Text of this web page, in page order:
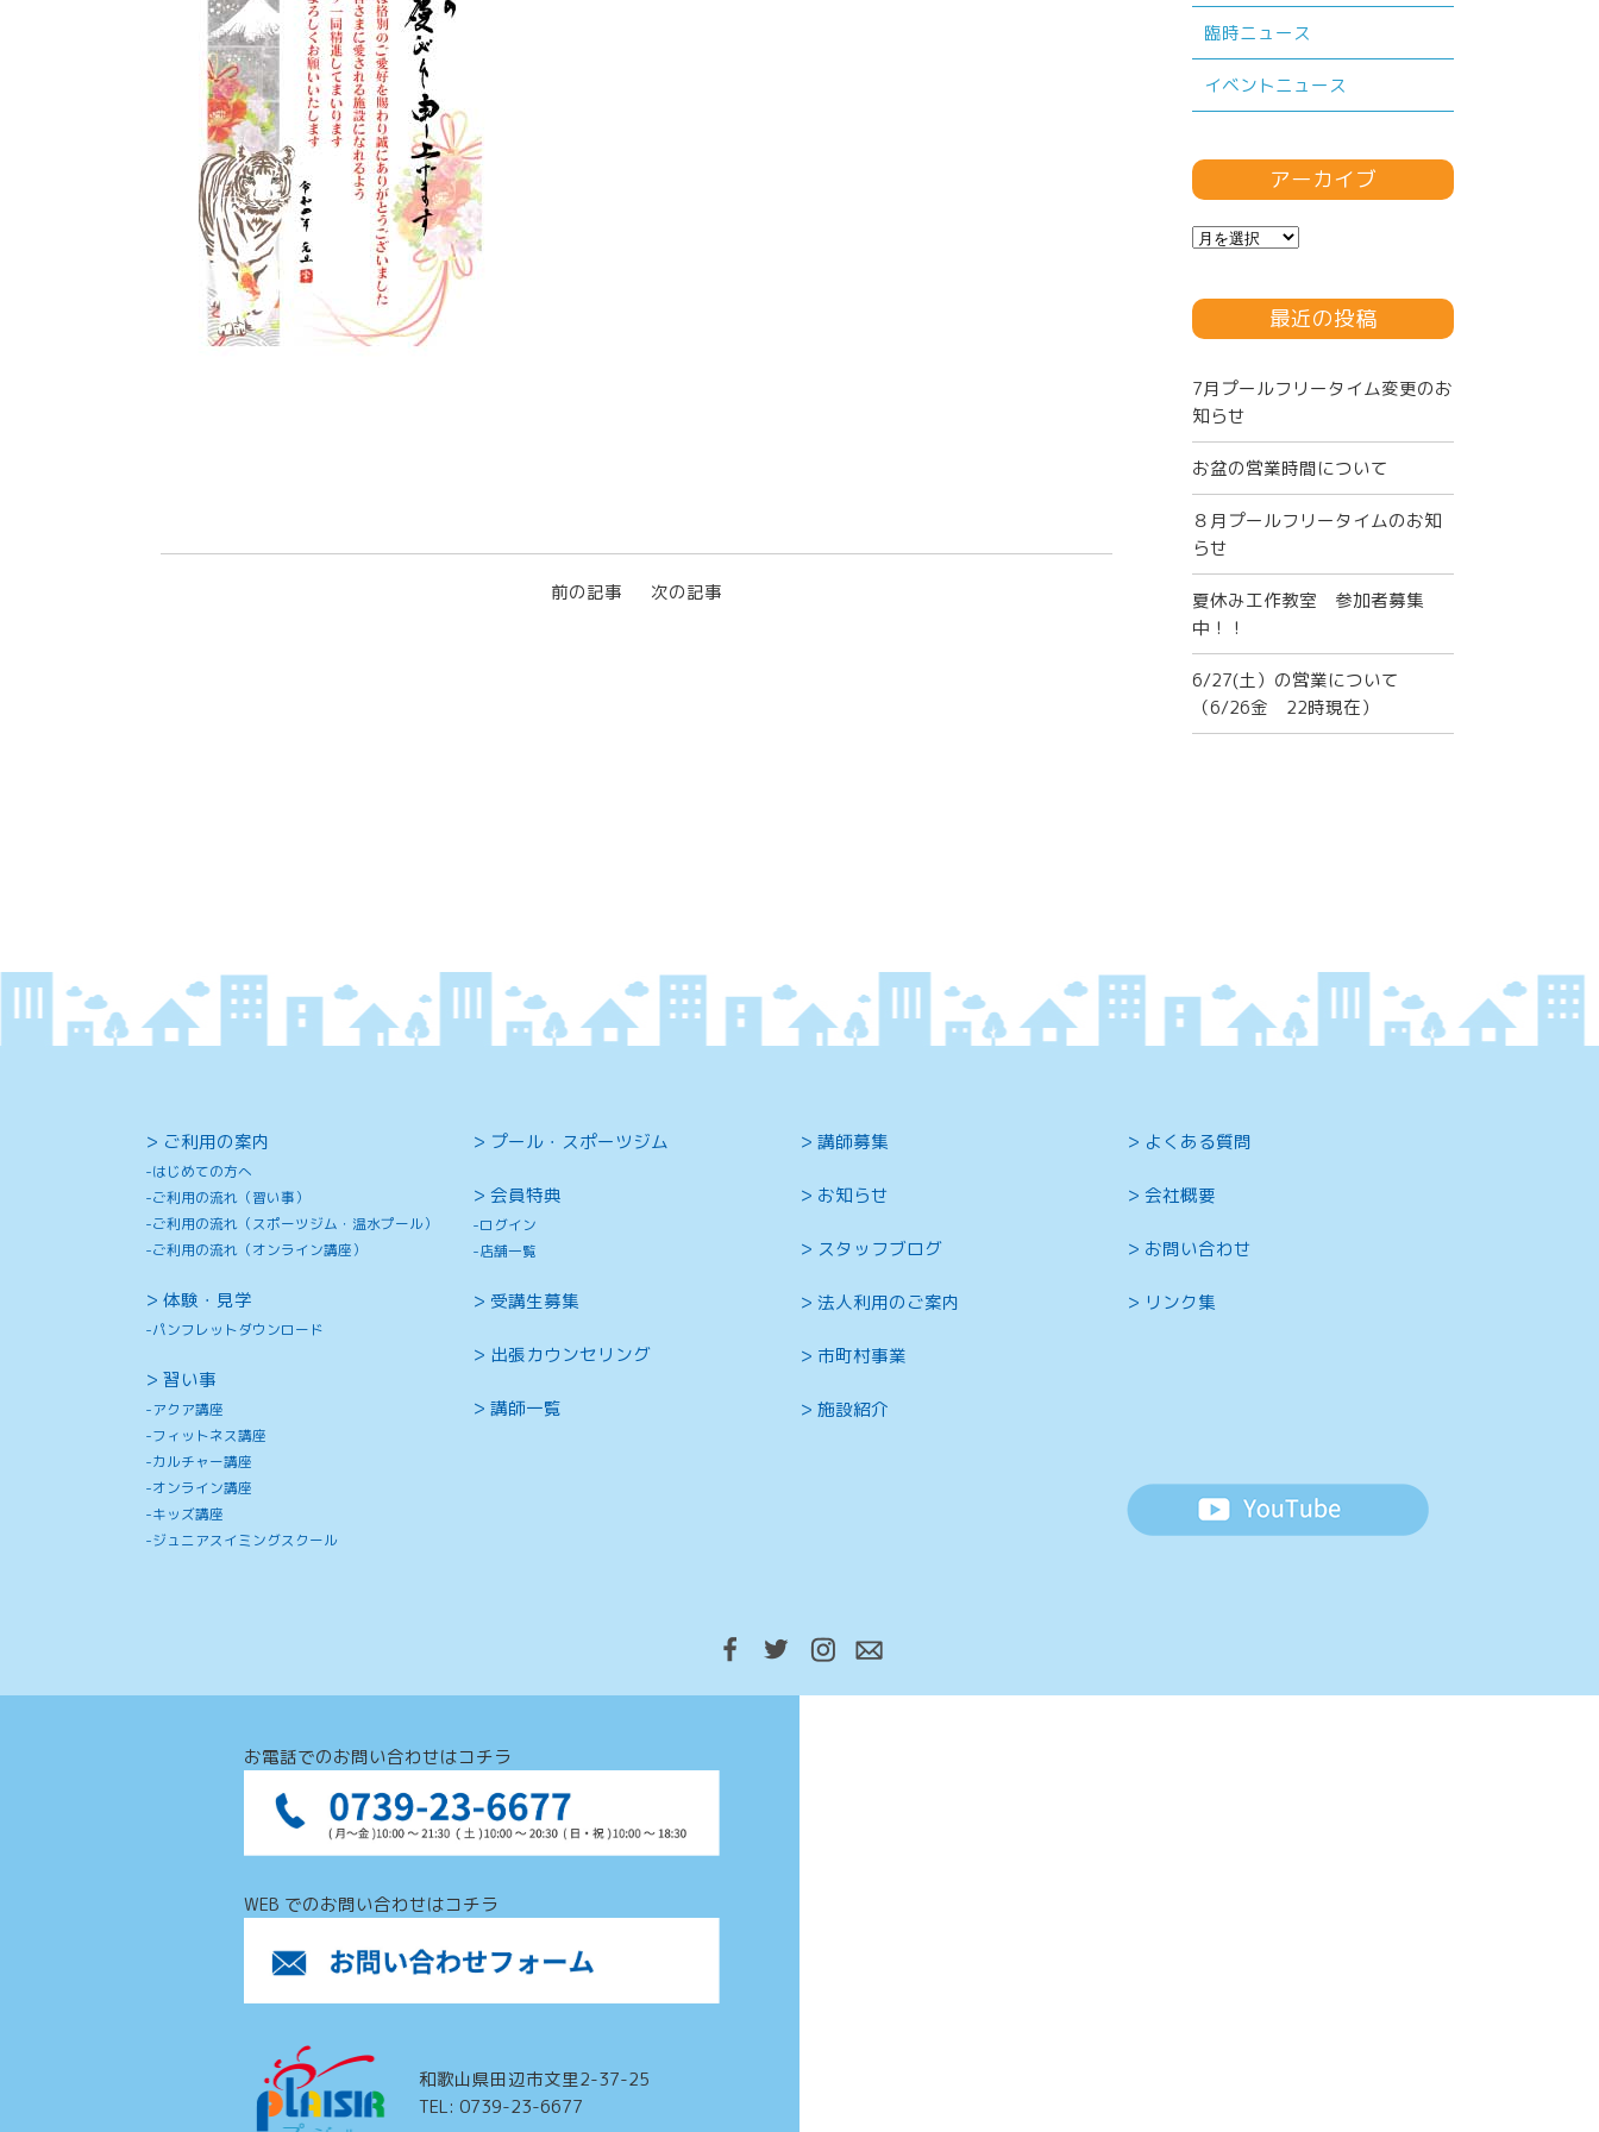
臨時ニュース
イベントニュース
アーカイブ
ア
イ
ブ
最近の投稿
7月プールフリータイム変更のお
知らせ
お盆の営業時間について
８月プールフリータイムのお知
らせ
夏休み工作教室 参加者募集
中！！
6/27(土）の営業について
（6/26金 22時現在）
前の記事 次の記事
ご利用の案内
はじめての方へ
ご利用の流れ（習い事）
ご利用の流れ（スポーツジム・温水プール）
ご利用の流れ（オンライン講座）
体験・見学
パンフレットダウンロード
習い事
アクア講座
フィットネス講座
カルチャー講座
オンライン講座
キッズ講座
ジュニアスイミングスクール
プール・スポーツジム
会員特典
ログイン
店舗一覧
受講生募集
出張カウンセリング
講師一覧
講師募集
お知らせ
スタッフブログ
法人利用のご案内
市町村事業
施設紹介
よくある質問
会社概要
お問い合わせ
リンク集
お電話でのお問い合わせはコチラ
WEB でのお問い合わせはコチラ
和歌山県田辺市文里2-37-25
TEL: 0739-23-6677